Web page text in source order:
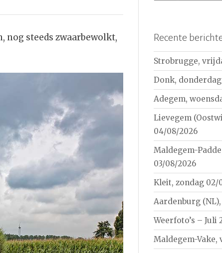
nog steeds zwaarbewolkt,
Recente
Strobrugge,
Donk,
Adegem,
Lievegem
04/08/2026
Maldegem-
03/08/2026
Kleit, zondag 02/
Aardenburg
Weerfoto’s – Juli
Maldegem-Vake,